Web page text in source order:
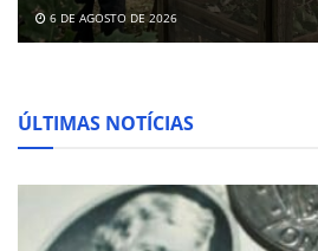
6 DE AGOSTO DE 2026
ÚLTIMAS NOTÍCIAS